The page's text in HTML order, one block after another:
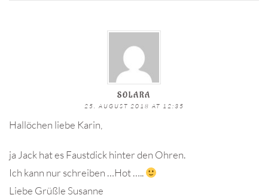
SOLARA
25. AUGUST 2018 AT 12:35
Hallöchen liebe Karin,
ja Jack hat es Faustdick hinter den Ohren.
Ich kann nur schreiben …Hot …..
Liebe Grüßle Susanne